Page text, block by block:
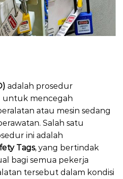
adalah prosedur
untuk mencegah
atau mesin sedang
Salah satu
ini adalah
Tags, yang bertindak
bagi semua pekerja
tersebut dalam kondisi